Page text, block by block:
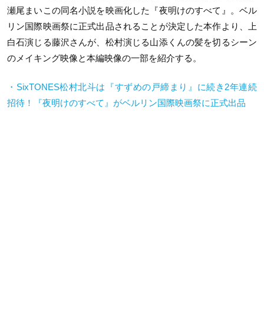
瀬尾まいこの同名小説を映画化した『夜明けのすべて』。ベル
リン国際映画祭に正式出品されることが決定した本作より、上
白石演じる藤沢さんが、松村演じる山添くんの髪を切るシーン
のメイキング映像と本編映像の一部を紹介する。
・SixTONES松村北斗は『すずめの戸締まり』に続き2年連続
招待！『夜明けのすべて』がベルリン国際映画祭に正式出品